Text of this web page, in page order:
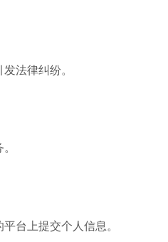
法律纠纷。
台上提交个人信息。